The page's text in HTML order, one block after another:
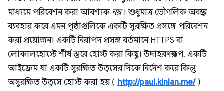
মাধ্যমে পরিবেশন করা আবশ্যক নয়। শুধুমাত্র ভৌগলিক অবস্থান
ব্যবহার করে এমন পৃষ্ঠাগুলিকে একটি সুরক্ষিত প্রসঙ্গে পরিবেশন
করা প্রয়োজন। একটি নিরাপদ প্রসঙ্গ বর্তমানে HTTPS বা
লোকালহোস্টে শীর্ষ স্তরে হোস্ট করা কিছু। উদাহরণস্বরূপ, একটি
আইফ্রেম যা একটি সুরক্ষিত উত্সের দিকে নির্দেশ করে কিন্তু
অসুরক্ষিত উত্সে হোস্ট করা হয় ( http://paul.kinlan.me/)